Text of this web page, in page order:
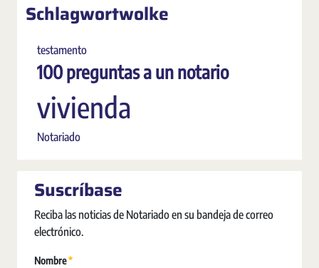
Schlagwortwolke
testamento
100 preguntas a un notario
vivienda
Notariado
Suscríbase
Reciba las noticias de Notariado en su bandeja de correo
electrónico.
Nombre Erforderlich